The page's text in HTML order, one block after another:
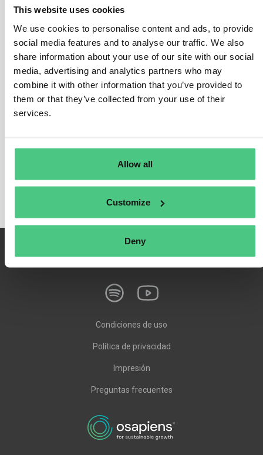
This website uses cookies
We use cookies to personalise content and ads, to provide
social media features and to analyse our traffic. We also
share information about your use of our site with our social
media, advertising and analytics partners who may
combine it with other information that you’ve provided to
them or that they’ve collected from your use of their
services.
Allow all
Customize
Deny
con las emisiones (directas e indirectas, si procede).
Divida las emisiones totales por la producción total
para
El Reglamento de Ejecución prevé diferentes opciones de
notificación de emisiones para los importadores de la UE hasta
finales de 2024:
Informes completos:Adhesión a la nueva metodología de la
UE, teniendo en cuenta las emisiones reales incorporadas.
por la Comisión de la UE el 22 de diciembre de 2023 para los
tres primeros informes trimestrales.
Condiciones de uso
Política de privacidad
Impresión
Preguntas frecuentes